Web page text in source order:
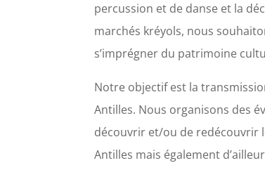
percussion et de danse et la
marchés kréyols, nous
s’imprégner du patrimoine
Notre objectif est la
Antilles. Nous organisons des
découvrir et/ou de redécouvrir
Antilles mais également